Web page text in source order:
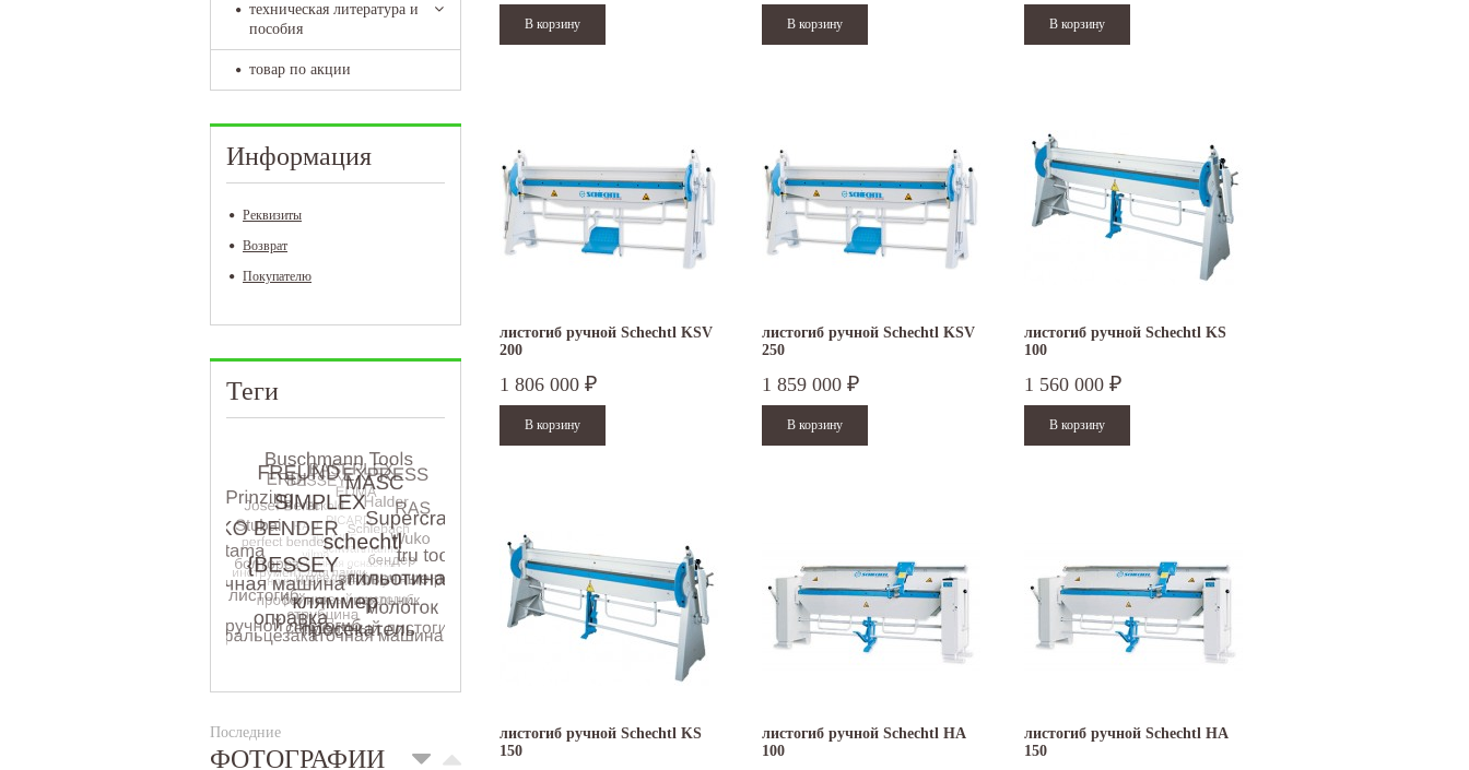
техническая литература и
пособия
товар по акции
Информация
Реквизиты
Возврат
Покупателю
Теги
Последние
ФОТОГРАФИИ
листогиб ручной Schechtl KSV
200
1 806 000 ₽
листогиб ручной Schechtl KSV
250
1 859 000 ₽
листогиб ручной Schechtl KS
100
1 560 000 ₽
листогиб ручной Schechtl KS
150
листогиб ручной Schechtl HA
100
листогиб ручной Schechtl HA
150